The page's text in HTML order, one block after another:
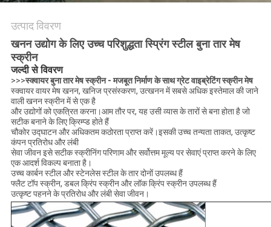
उत्पाद विवरण
खनन उद्योग के लिए उच्च परिशुद्धता स्प्रिंग स्टील बुना तार मेष
स्क्रीन
जल्दी से विवरण
>>>स्क्वायर बुना तार मेष स्क्रीन - मजबूत निर्माण के साथ ग्रेट वाइब्रेटिंग स्क्रीन मेष
स्क्वायर वायर मेष खनन, खनिज प्रसंस्करण, उत्खनन में सबसे अधिक इस्तेमाल की जाने
वाली खनन स्क्रीन में से एक है
और उद्योगों को एकत्रित करना।आम तौर पर, यह उसी व्यास के तारों से बना होता है जो
सटीक बनाने के लिए क्रिम्प्ड होते हैं
चौकोर उद्घाटन और अधिकतम कठोरता प्राप्त करें।इसकी उच्च तन्यता ताकत, उत्कृष्ट
कंपन प्रतिरोध और लंबी
सेवा जीवन इसे सटीक स्क्रीनिंग परिणाम और सर्वोत्तम मूल्य पर सेवाएं प्राप्त करने के लिए
एक आदर्श विकल्प बनाता है।
उच्च कार्बन स्टील और स्टेनलेस स्टील के तार दोनों उपलब्ध हैं
फ्लैट टॉप स्क्रीन, डबल क्रिंप स्क्रीन और लॉक क्रिंप स्क्रीन उपलब्ध हैं
उत्कृष्ट पहनने के प्रतिरोध और लंबी सेवा जीवन।